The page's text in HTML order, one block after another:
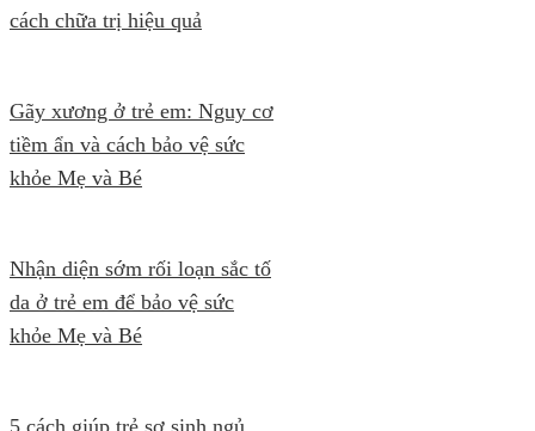
cách chữa trị hiệu quả
Gãy xương ở trẻ em: Nguy cơ
tiềm ẩn và cách bảo vệ sức
khỏe Mẹ và Bé
Nhận diện sớm rối loạn sắc tố
da ở trẻ em để bảo vệ sức
khỏe Mẹ và Bé
5 cách giúp trẻ sơ sinh ngủ